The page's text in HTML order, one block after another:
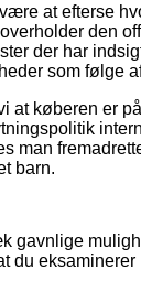
at efterse
den
der har
som følge
at køberen er
man
barn.
gavnlige
du